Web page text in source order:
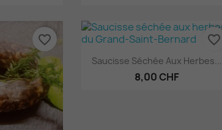
favorite_border
 Aperçu rapide
Saucisse Séchée Aux Herbes...
8,00 CHF
favorite_border